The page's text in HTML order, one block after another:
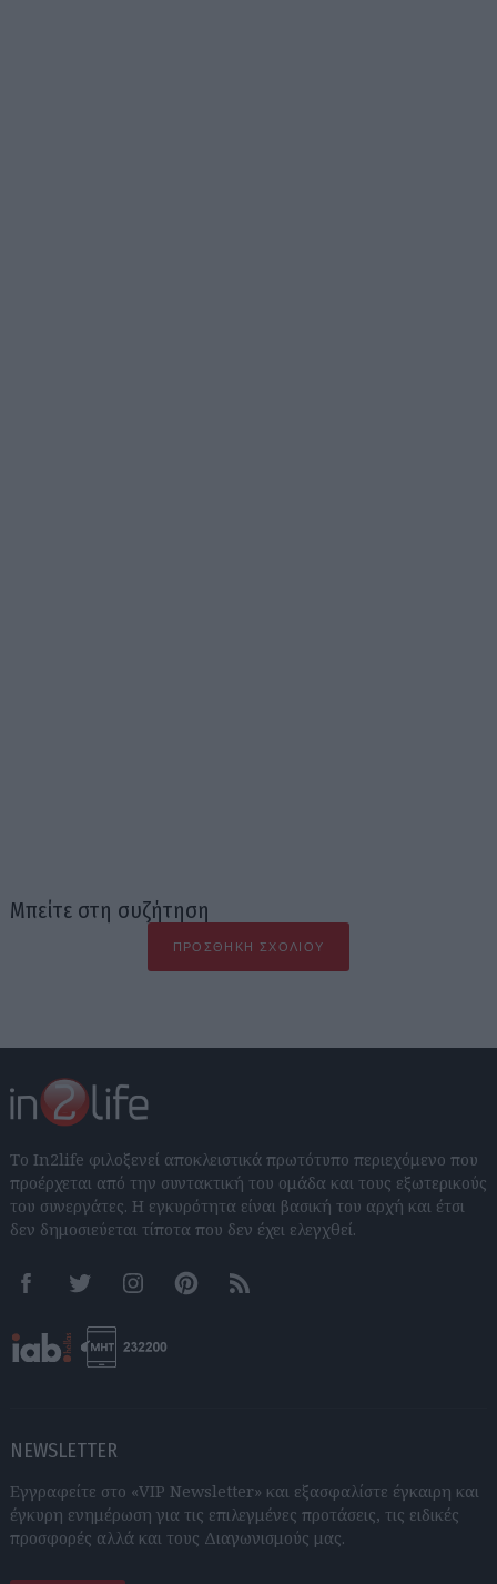
Μπείτε στη συζήτηση
ΠΡΟΣΘΉΚΗ ΣΧΟΛΊΟΥ
Το In2life φιλοξενεί αποκλειστικά πρωτότυπο περιεχόμενο που
προέρχεται από την συντακτική του ομάδα και τους εξωτερικούς
του συνεργάτες. Η εγκυρότητα είναι βασική του αρχή και έτσι
δεν δημοσιεύεται τίποτα που δεν έχει ελεγχθεί.
FacebookTwitter InstagramPinterestRSS feeds
NEWSLETTER
Εγγραφείτε στο «VIP Newsletter» και εξασφαλίστε έγκαιρη και
έγκυρη ενημέρωση για τις επιλεγμένες προτάσεις, τις ειδικές
προσφορές αλλά και τους Διαγωνισμούς μας.